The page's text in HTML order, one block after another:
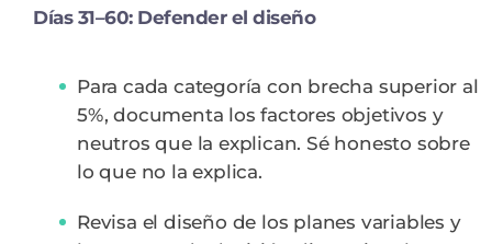
Días 31–60: Defender el diseño
Para cada categoría con brecha superior al
5%, documenta los factores objetivos y
neutros que la explican. Sé honesto sobre
lo que no la explica.
Revisa el diseño de los planes variables y